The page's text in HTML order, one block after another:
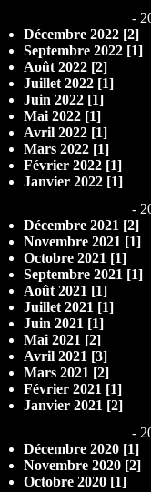
-
Décembre 2022 [2]
Septembre 2022 [1]
Août 2022 [2]
Juillet 2022 [1]
Juin 2022 [1]
Mai 2022 [1]
Avril 2022 [1]
Mars 2022 [1]
Février 2022 [1]
Janvier 2022 [1]
-
Décembre 2021 [2]
Novembre 2021 [1]
Octobre 2021 [1]
Septembre 2021 [1]
Août 2021 [1]
Juillet 2021 [1]
Juin 2021 [1]
Mai 2021 [2]
Avril 2021 [3]
Mars 2021 [2]
Février 2021 [1]
Janvier 2021 [2]
-
Décembre 2020 [1]
Novembre 2020 [2]
Octobre 2020 [1]